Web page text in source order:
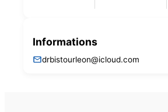
Informations
drbistourleon@icloud.com